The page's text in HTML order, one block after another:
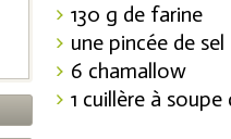
130 g de farine
une pincée de sel
6 chamallow
1 cuillère à
Coupons de réduction
Saveurs de l'Année